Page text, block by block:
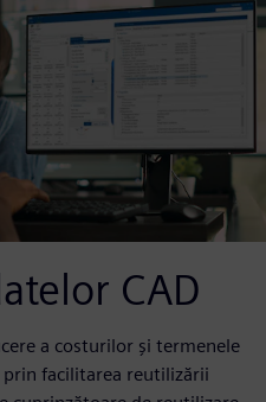
CAD
a costurilor și termenele
facilitarea reutilizării